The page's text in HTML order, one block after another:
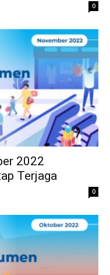
0
2022
Terjaga
0